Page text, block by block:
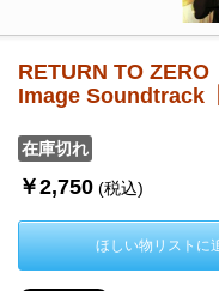
RETURN TO
Image Soundtrack
在庫切れ
￥2,750 (税込)
ほしい物リストに